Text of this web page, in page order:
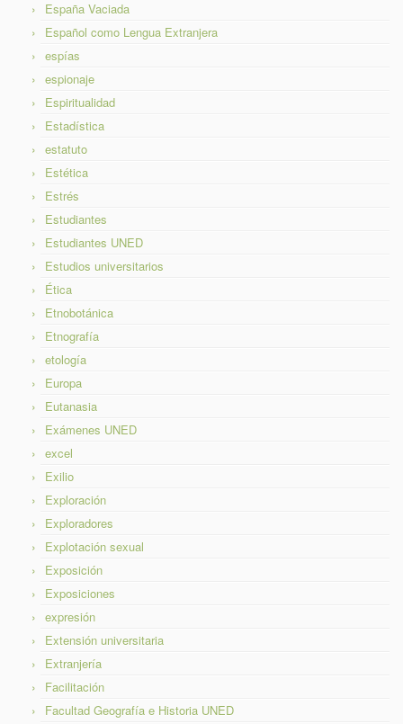
España Vaciada
Español como Lengua Extranjera
espías
espionaje
Espiritualidad
Estadística
estatuto
Estética
Estrés
Estudiantes
Estudiantes UNED
Estudios universitarios
Ética
Etnobotánica
Etnografía
etología
Europa
Eutanasia
Exámenes UNED
excel
Exilio
Exploración
Exploradores
Explotación sexual
Exposición
Exposiciones
expresión
Extensión universitaria
Extranjería
Facilitación
Facultad Geografía e Historia UNED